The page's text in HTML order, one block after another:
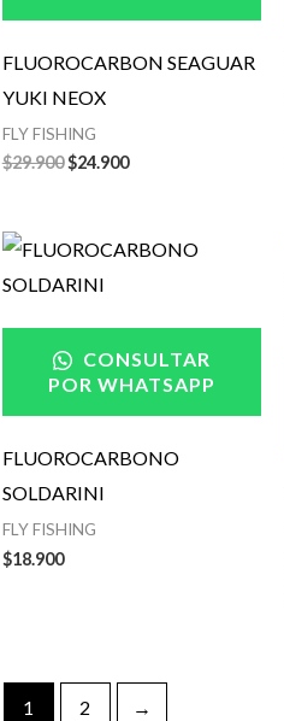
FLUOROCARBON SEAGUAR
YUKI NEOX
FLY FISHING
$29.900$24.900
CONSULTAR
POR WHATSAPP
FLUOROCARBONO
SOLDARINI
FLY FISHING
$18.900
1 2 →